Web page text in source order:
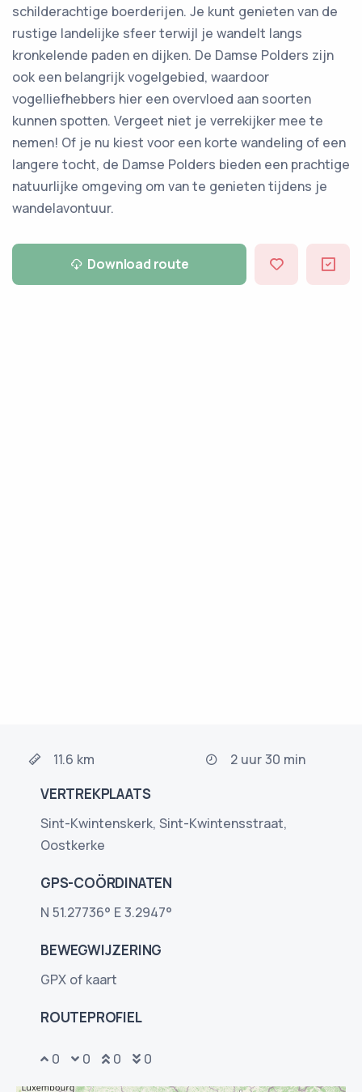
schilderachtige boerderijen. Je kunt genieten van de
rustige landelijke sfeer terwijl je wandelt langs
kronkelende paden en dijken. De Damse Polders zijn
ook een belangrijk vogelgebied, waardoor
vogelliefhebbers hier een overvloed aan soorten
kunnen spotten. Vergeet niet je verrekijker mee te
nemen! Of je nu kiest voor een korte wandeling of een
langere tocht, de Damse Polders bieden een prachtige
natuurlijke omgeving om van te genieten tijdens je
wandelavontuur.
Download route
11.6 km 2 uur 30 min
VERTREKPLAATS
Sint-Kwintenskerk, Sint-Kwintensstraat,
Oostkerke
GPS-COÖRDINATEN
N 51.27736° E 3.2947°
BEWEGWIJZERING
GPX of kaart
ROUTEPROFIEL
0 0 0 0